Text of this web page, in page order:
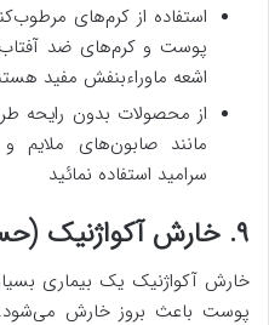
استفاده از کرم‌های
پوست و کرم‌های ضد
اشعه ماوراءبنفش مفید
از محصولات بدون
مانند صابون‌های ملایم
سرامید استفاده نمائید
۹. خارش آکواژنیک (حساسیت به آب)
خارش آکواژنیک یک بیماری
پوست باعث بروز خارش